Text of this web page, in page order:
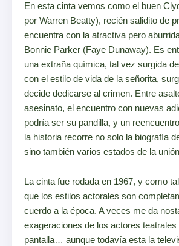
En esta cinta vemos como el buen
por Warren Beatty), recién salidito de
encuentra con la atractiva pero
Bonnie Parker (Faye Dunaway). Es
una extraña química, tal vez surgida
con el estilo de vida de la señorita,
decide dedicarse al crimen. Entre
asesinato, el encuentro con nuevas
podría ser su pandilla, y un
la historia recorre no solo la biografía
sino también varios estados de la
La cinta fue rodada en 1967, y como
que los estilos actorales son
cuerdo a la época. A veces me da
exageraciones de los actores
pantalla… aunque todavía esta la